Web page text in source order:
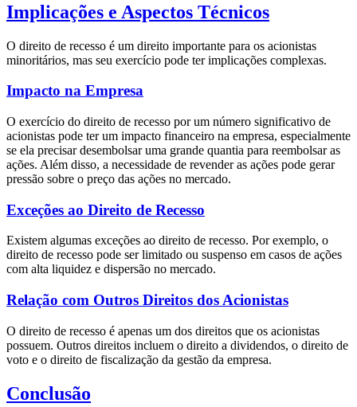
Implicações e Aspectos Técnicos
O direito de recesso é um direito importante para os acionistas
minoritários, mas seu exercício pode ter implicações complexas.
Impacto na Empresa
O exercício do direito de recesso por um número significativo de
acionistas pode ter um impacto financeiro na empresa, especialmente
se ela precisar desembolsar uma grande quantia para reembolsar as
ações. Além disso, a necessidade de revender as ações pode gerar
pressão sobre o preço das ações no mercado.
Exceções ao Direito de Recesso
Existem algumas exceções ao direito de recesso. Por exemplo, o
direito de recesso pode ser limitado ou suspenso em casos de ações
com alta liquidez e dispersão no mercado.
Relação com Outros Direitos dos Acionistas
O direito de recesso é apenas um dos direitos que os acionistas
possuem. Outros direitos incluem o direito a dividendos, o direito de
voto e o direito de fiscalização da gestão da empresa.
Conclusão